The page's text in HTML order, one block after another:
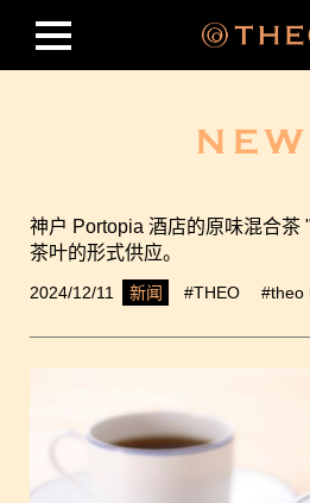
神户 Portopia 酒店的原味混合茶
茶叶的形式供应。
2024/12/11 新闻 #THEO #theo